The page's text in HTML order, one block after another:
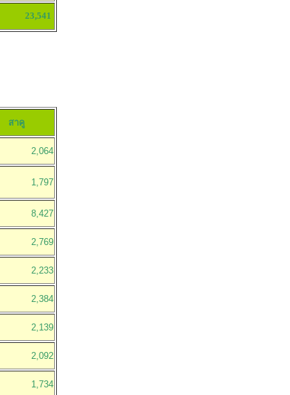
23,541
สาคู
2,064
1,797
8,427
2,769
2,233
2,384
2,139
2,092
1,734